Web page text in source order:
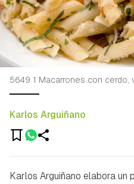
Karlos Arguiñano
5649 1 Macarrones con cerdo,
Karlos Arguiñano elabora un